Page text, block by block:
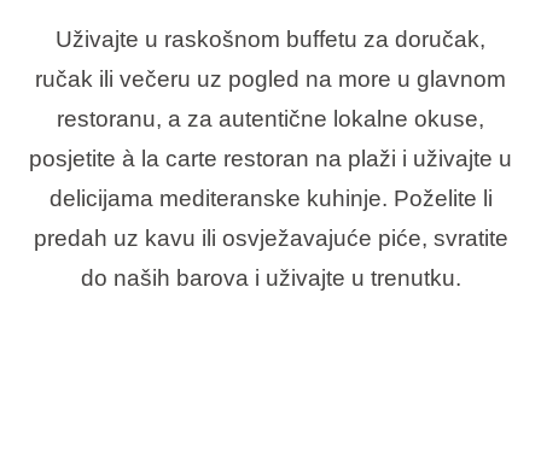
Uživajte u raskošnom buffetu za doručak,
ručak ili večeru uz pogled na more u glavnom
restoranu, a za autentične lokalne okuse,
posjetite à la carte restoran na plaži i uživajte u
delicijama mediteranske kuhinje. Poželite li
predah uz kavu ili osvježavajuće piće, svratite
do naših barova i uživajte u trenutku.